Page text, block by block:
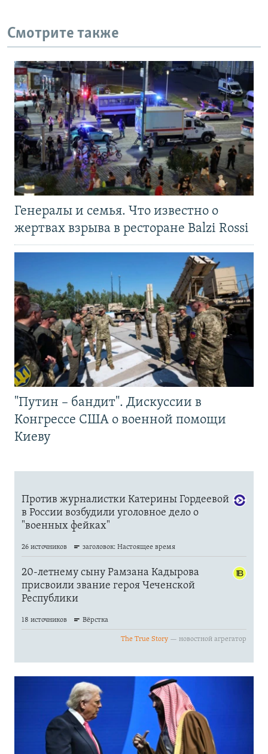
Смотрите также
Генералы и семья. Что известно о
жертвах взрыва в ресторане Balzi Rossi
"Путин – бандит". Дискуссии в
Конгрессе США о военной помощи
Киеву